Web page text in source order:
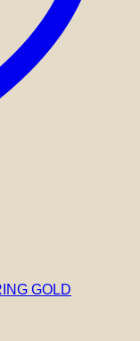
GOLD